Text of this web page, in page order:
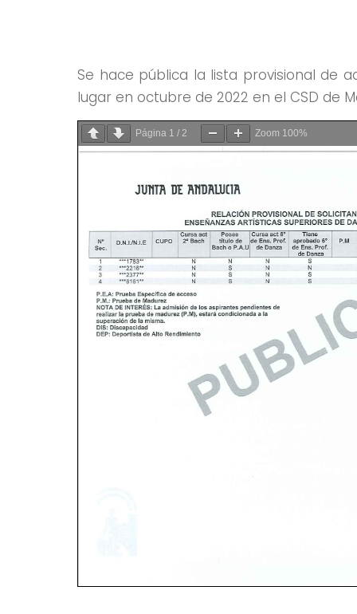
Se hace pública la lista provisional de
lugar en octubre de 2022 en el CSD de
Página 1 / 2 Zoom 100%